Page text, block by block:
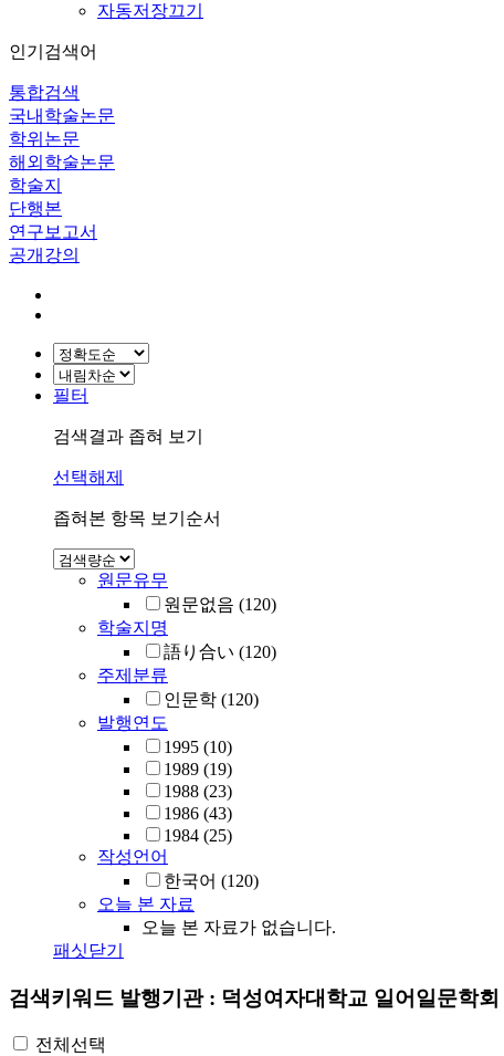
자동저장끄기
인기검색어
통합검색
국내학술논문
학위논문
해외학술논문
학술지
단행본
연구보고서
공개강의
필터
검색결과 좁혀 보기
선택해제
좁혀본 항목 보기순서
원문유무
원문없음 (120)
학술지명
語り合い (120)
주제분류
인문학 (120)
발행연도
1995 (10)
1989 (19)
1988 (23)
1986 (43)
1984 (25)
작성언어
한국어 (120)
오늘 본 자료
오늘 본 자료가 없습니다.
패싯닫기
검색키워드 발행기관 : 덕성여자대학교 일어일문학회
전체선택